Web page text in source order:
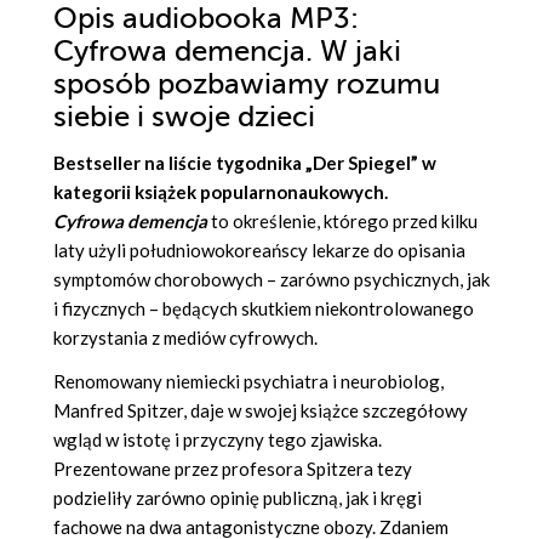
Opis audiobooka MP3:
Cyfrowa demencja. W jaki
sposób pozbawiamy rozumu
siebie i swoje dzieci
Bestseller na liście tygodnika „Der Spiegel” w
kategorii książek popularnonaukowych.
Cyfrowa demencjato określenie, którego przed kilku
laty użyli południowokoreańscy lekarze do opisania
symptomów chorobowych – zarówno psychicznych, jak
i fizycznych – będących skutkiem niekontrolowanego
korzystania z mediów cyfrowych.
Renomowany niemiecki psychiatra i neurobiolog,
Manfred Spitzer, daje w swojej książce szczegółowy
wgląd w istotę i przyczyny tego zjawiska.
Prezentowane przez profesora Spitzera tezy
podzieliły zarówno opinię publiczną, jak i kręgi
fachowe na dwa antagonistyczne obozy. Zdaniem